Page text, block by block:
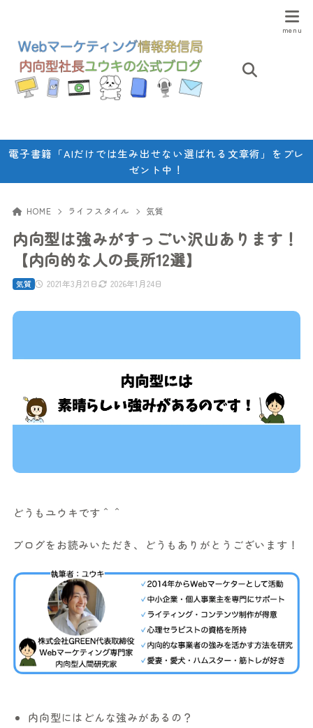
電子書籍「AIだけでは生み出せない選ばれる文章術」をプレ
ゼント中！
HOME ライフスタイル 気質
内向型は強みがすっごい沢山あります！
【内向的な人の長所12選】
2021年3月21日 2026年1月24日
気質
どうもユウキです＾＾
ブログをお読みいただき、どうもありがとうございます！
内向型にはどんな強みがあるの？